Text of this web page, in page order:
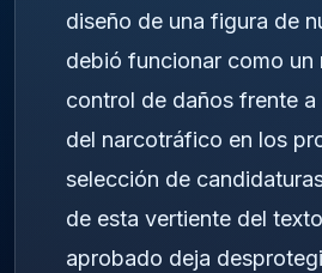
diseño de una figura de
debió funcionar como un
control de daños frente
del narcotráfico en los
selección de
de esta vertiente del
aprobado deja